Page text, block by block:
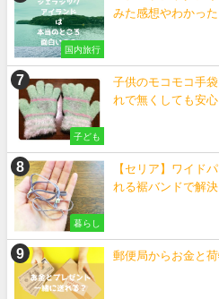
国内旅行
みた感想やわかった
子ども
子供のモコモコ手
れで無くしても安心
暮らし
【セリア】ワイド
れる裾バンドで解決
郵便局からお金と